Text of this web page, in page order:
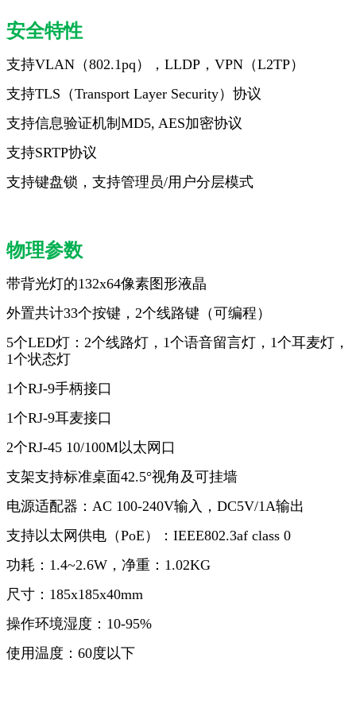
安全特性
支持VLAN（802.1pq），LLDP，VPN（L2TP）
支持TLS（Transport Layer Security）协议
支持信息验证机制MD5, AES加密协议
支持SRTP协议
支持键盘锁，支持管理员/用户分层模式
物理参数
带背光灯的132x64像素图形液晶
外置共计33个按键，2个线路键（可编程）
5个LED灯： 2个线路灯， 1个语音留言灯， 1个耳麦灯，
1个状态灯
1个RJ-9手柄接口
1个RJ-9耳麦接口
2个RJ-45 10/100M以太网口
支架支持标准桌面42.5°视角及可挂墙
电源适配器： AC 100-240V输入， DC5V/1A输出
支持以太网供电（PoE ）： IEEE802.3af class 0
功耗： 1.4~2.6W ，净重： 1.02KG
尺寸： 185x185x40mm
操作环境湿度： 10-95%
使用温度： 60度以下